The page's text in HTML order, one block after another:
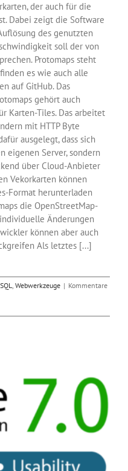
der auch für die
Dabei zeigt die Software
des genutzten
soll der von
Protomaps steht
es wie auch alle
auf GitHub. Das
gehört auch
Karten-Tiles. Das arbeitet
mit HTTP Byte
ausgelegt, dass sich
eigenen Server, sondern
über Cloud-Anbieter
Vekorkarten können
Format herunterladen
die OpenStreetMap-
Änderungen
können aber auch
Als letztes [...]
, Webwerkzeuge | Kommentare